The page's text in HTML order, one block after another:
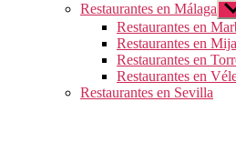
Restaurantes en Málaga
el
Restaurantes en
Restaurantes en
Restaurantes en
Restaurantes en
Restaurantes en Sevilla